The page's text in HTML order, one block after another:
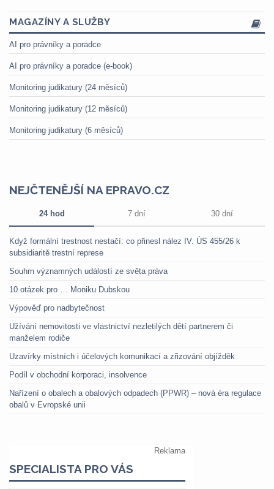
MAGAZÍNY A SLUŽBY
AI pro právníky a poradce
AI pro právníky a poradce (e-book)
Monitoring judikatury (24 měsíců)
Monitoring judikatury (12 měsíců)
Monitoring judikatury (6 měsíců)
NEJČTENĚJŠÍ NA EPRAVO.CZ
24 hod 7 dní 30 dní
Když formální trestnost nestačí: co přinesl nález IV. ÚS 455/26 k
subsidiaritě trestní represe
Souhrn významných událostí ze světa práva
10 otázek pro … Moniku Dubskou
Výpověď pro nadbytečnost
Užívání nemovitosti ve vlastnictví nezletilých dětí partnerem či
manželem rodiče
Uzavírky místních i účelových komunikací a zřizování objížděk
Podíl v obchodní korporaci, insolvence
Nařízení o obalech a obalových odpadech (PPWR) – nová éra regulace
obalů v Evropské unii